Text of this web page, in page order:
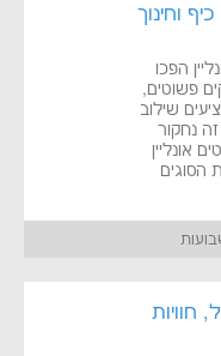
וחינוך
הפכו
פשוטים,
שילוב
נחקור
אונליין
הסוגים
חוויות